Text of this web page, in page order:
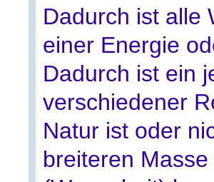
Dadurch ist alle
einer Energie
Dadurch ist ein
verschiedener
Natur ist oder
breiteren